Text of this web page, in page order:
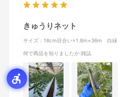
きゅうりネット
サイズ：18cm目合い×1.8m×36m 白緑
何で商品を知りましたか:雑誌